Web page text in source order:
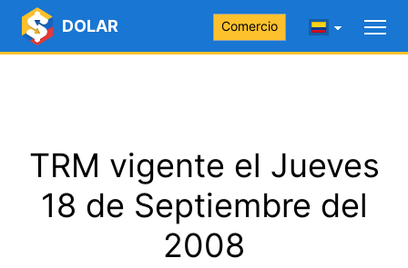
DOLAR Comercio
TRM vigente el Jueves
18 de Septiembre del
2008